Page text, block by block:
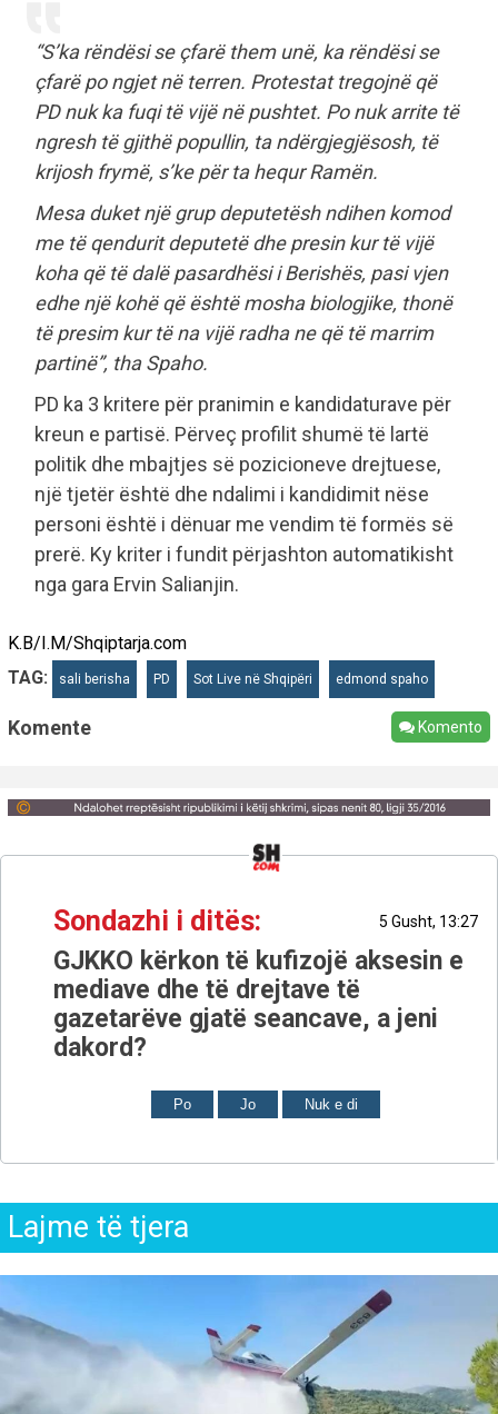
“S’ka rëndësi se çfarë them unë, ka rëndësi se
çfarë po ngjet në terren. Protestat tregojnë që
PD nuk ka fuqi të vijë në pushtet. Po nuk arrite të
ngresh të gjithë popullin, ta ndërgjegjësosh, të
krijosh frymë, s’ke për ta hequr Ramën.
Mesa duket një grup deputetësh ndihen komod
me të qendurit deputetë dhe presin kur të vijë
koha që të dalë pasardhësi i Berishës, pasi vjen
edhe një kohë që është mosha biologjike, thonë
të presim kur të na vijë radha ne që të marrim
partinë”, tha Spaho.
PD ka 3 kritere për pranimin e kandidaturave për
kreun e partisë. Përveç profilit shumë të lartë
politik dhe mbajtjes së pozicioneve drejtuese,
një tjetër është dhe ndalimi i kandidimit nëse
personi është i dënuar me vendim të formës së
prerë. Ky kriter i fundit përjashton automatikisht
nga gara Ervin Salianjin.
K.B/I.M/Shqiptarja.com
TAG:
sali berisha PD Sot Live në Shqipëri edmond spaho
Komente Komento
Sondazhi i ditës: 5 Gusht, 13:27
GJKKO kërkon të kufizojë aksesin e
mediave dhe të drejtave të
gazetarëve gjatë seancave, a jeni
dakord?
Po Jo Nuk e di
Lajme të tjera